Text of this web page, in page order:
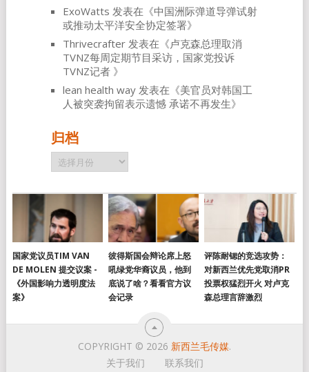
ExoWatts 发表在《中国洲际弹道导弹试射
或推动太平洋安全协定签署》
Thrivecrafter发表在《卢克森总理取消
TVNZ每周定期节目采访，国家党投诉
TVNZ记者 》
lean health way发表在《美官员对韩国工
人被突袭拘留表示遗憾 承诺不再发生》
归档
归
档
国家党议员TIM VAN
DE MOLEN 提交议案 -
《外国影响力透明度法
案》
彼得斯国会辩论席上怒
吼绿党华裔议员，他到
底说了啥？看看官方议
会记录
评陈耐锶的竞选攻势：
对新西兰优先党取消PR
投票权猛烈开火 对卢克
森总理言辞激烈
COPYRIGHT © 2026 新西兰毛传媒.
关于我们
联系我们